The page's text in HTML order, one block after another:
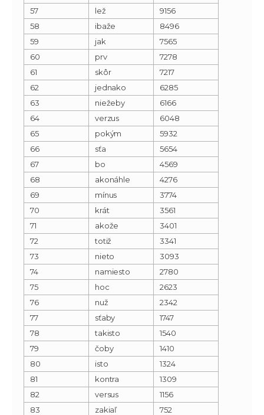
57 lež
9156
58
ibaže
8496
59
jak
7565
60
prv
7278
61
skôr
7217
62
jednako
6285
63
niežeby
6166
64
verzus
6048
65
pokým
5932
66
sťa
5654
67
bo
4569
68
akonáhle
4276
69
mínus
3774
70
krát
3561
71
akože
3401
72
totiž
3341
73
nieto
3093
74
namiesto
2780
75
hoc
2623
76
nuž
2342
77
sťaby
1747
78
takisto
1540
79
čoby
1410
80
isto
1324
81
kontra
1309
82
versus
1156
83
zakiaľ
752